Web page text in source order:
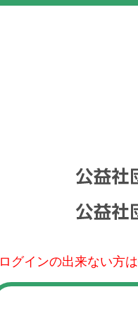
ログインの出来ない方は